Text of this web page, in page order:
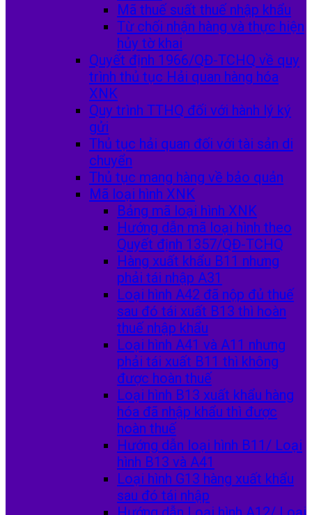
Mã thuế suất thuế nhập khẩu
Từ chối nhận hàng và thực hiện
hủy tờ khai
Quyết định 1966/QĐ-TCHQ về quy
trình thủ tục Hải quan hàng hóa
XNK
Quy trình TTHQ đối với hành lý ký
gửi
Thủ tục hải quan đối với tài sản di
chuyển
Thủ tục mang hàng về bảo quản
Mã loại hình XNK
Bảng mã loại hình XNK
Hướng dẫn mã loại hình theo
Quyết định 1357/QĐ-TCHQ
Hàng xuất khẩu B11 nhưng
phải tái nhập A31
Loại hình A42 đã nộp đủ thuế
sau đó tái xuất B13 thì hoàn
thuế nhập khẩu
Loại hình A41 và A11 nhưng
phải tái xuất B11 thì không
được hoàn thuế
Loại hình B13 xuất khẩu hàng
hóa đã nhập khẩu thì được
hoàn thuế
Hướng dẫn loại hình B11/ Loại
hình B13 và A41
Loại hình G13 hàng xuất khẩu
sau đó tái nhập